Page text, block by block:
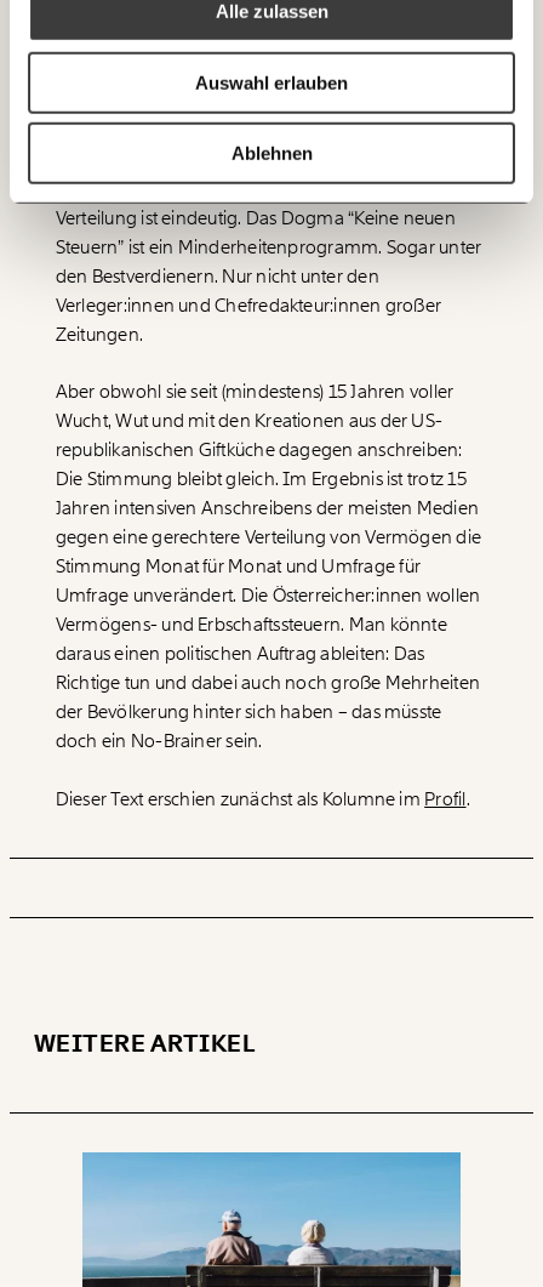
Alle zulassen
Auswahl erlauben
Ablehnen
150€ €
Ich möchte meine Spende verschenken.
Du erhältst eine E-Mail mit deiner
WEITER
1/3
Ich bin einverstanden, einen regelmäßigen Newsletter zu erhalten.
Mehr Informationen:Datenschutz.
ANMELDEN
Vermögenssteuer. Im Dezember 2022 sagen 70
Prozent in einer IFES-Umfrage für die Gewerkschaft
der Privatangestellten: Sie wollen eine Erbschafts-
Verschiedene Zeitpunkte, verschiedene Institute: Die
Haltung der Menschen in Österreich zur gerechteren
Verteilung ist eindeutig. Das Dogma “Keine neuen
Steuern” ist ein Minderheitenprogramm. Sogar unter
den Bestverdienern. Nur nicht unter den
Verleger:innen und Chefredakteur:innen großer
Zeitungen.
Aber obwohl sie seit (mindestens) 15 Jahren voller
Wucht, Wut und mit den Kreationen aus der US-
republikanischen Giftküche dagegen anschreiben:
Die Stimmung bleibt gleich. Im Ergebnis ist trotz 15
Jahren intensiven Anschreibens der meisten Medien
gegen eine gerechtere Verteilung von Vermögen die
Stimmung Monat für Monat und Umfrage für
Umfrage unverändert. Die Österreicher:innen wollen
Vermögens- und Erbschaftssteuern. Man könnte
daraus einen politischen Auftrag ableiten: Das
Richtige tun und dabei auch noch große Mehrheiten
der Bevölkerung hinter sich haben – das müsste
doch ein No-Brainer sein.
Dieser Text erschien zunächst als Kolumne im Profil.
WEITERE ARTIKEL